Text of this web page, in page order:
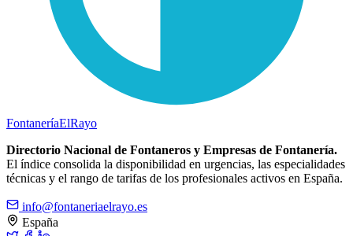
FontaneríaElRayo
Directorio Nacional de Fontaneros y Empresas de Fontanería.
El índice consolida la disponibilidad en urgencias, las especialidades
técnicas y el rango de tarifas de los profesionales activos en España.
info@fontaneriaelrayo.es
España